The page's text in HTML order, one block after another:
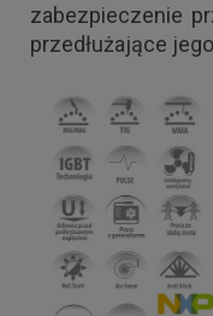
zabezpieczenie
przedłużające